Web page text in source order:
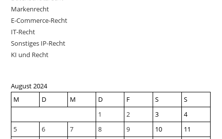
Markenrecht
E-Commerce-Recht
IT-Recht
Sonstiges IP-Recht
KI und Recht
August 2024
M
D M D F S
S
1
2 3
4
5
6 7 8 9 10
11